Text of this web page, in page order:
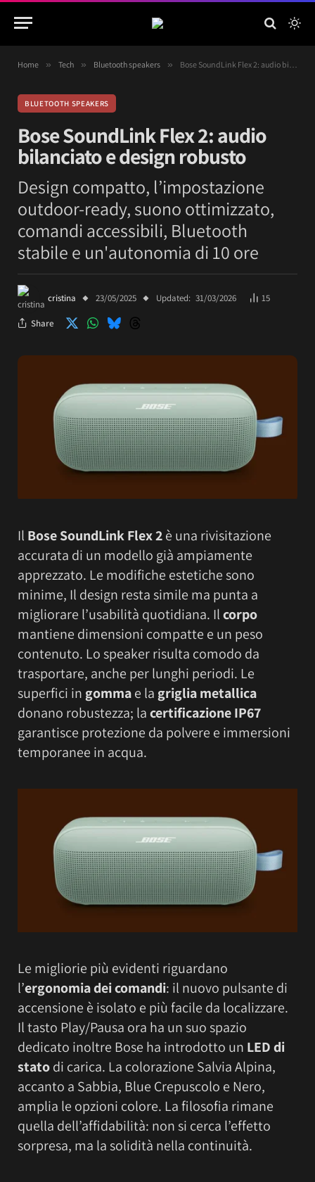
Home » Tech » Bluetooth speakers » Bose SoundLink Flex 2: audio bilanciato e design robusto
BLUETOOTH SPEAKERS
Bose SoundLink Flex 2: audio
bilanciato e design robusto
Design compatto, l’impostazione
outdoor-ready, suono ottimizzato,
comandi accessibili, Bluetooth
stabile e un'autonomia di 10 ore
cristina 23/05/2025 Updated: 31/03/2026 15
Share
Il Bose SoundLink Flex 2è una rivisitazione
accurata di un modello già ampiamente
apprezzato. Le modifiche estetiche sono
minime, Il design resta simile ma punta a
migliorare l’usabilità quotidiana. Ilcorpo
mantiene dimensioni compatte e un peso
contenuto. Lo speaker risulta comodo da
trasportare, anche per lunghi periodi. Le
superfici in gommae la griglia metallica
donano robustezza; lacertificazione IP67
garantisce protezione da polvere e immersioni
temporanee in acqua.
Le migliorie più evidenti riguardano
l’ergonomia dei comandi: il nuovo pulsante di
accensione è isolato e più facile da localizzare.
Il tasto Play/Pausa ora ha un suo spazio
dedicato inoltre Bose ha introdotto un LED di
statodi carica. La colorazione Salvia Alpina,
accanto a Sabbia, Blue Crepuscolo e Nero,
amplia le opzioni colore. La filosofia rimane
quella dell’affidabilità: non si cerca l’effetto
sorpresa, ma la solidità nella continuità.